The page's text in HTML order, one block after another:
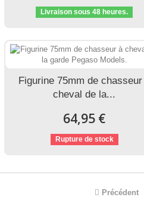
Livraison sous 48 heures.
Figurine 75mm de
cheval de la...
64,95 €
Rupture de stock
Précédent